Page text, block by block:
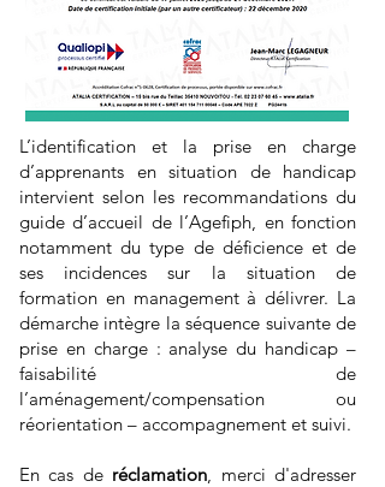
L’identification et la prise en charge
d’apprenants en situation de handicap
intervient selon les recommandations du
guide d’accueil de l’Agefiph, en fonction
notamment du type de déficience et de
ses incidences sur la situation de
formation en management à délivrer. La
démarche intègre la séquence suivante de
prise en charge : analyse du handicap –
faisabilité de
l’aménagement/compensation ou
réorientation – accompagnement et suivi.
En cas de réclamation, merci d'adresser